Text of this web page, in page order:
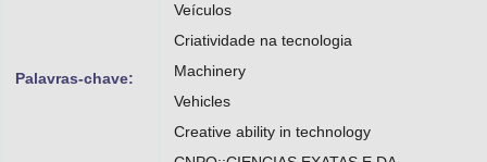
Palavras-chave:
Veículos
Criatividade na tecnologia
Machinery
Vehicles
Creative ability in technology